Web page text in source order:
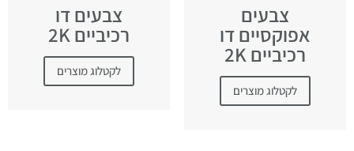
צבעים
אפוקסיים דו
רכיביים 2K
לקטלוג מוצרים
צבעים דו
רכיביים 2K
לקטלוג מוצרים